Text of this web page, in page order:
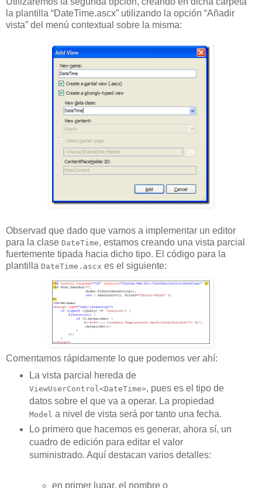
la plantilla “DateTime.ascx” utilizando la opción “Añadir
vista” del menú contextual sobre la misma:
Observad que dado que vamos a implementar un editor
para la clase DateTime, estamos creando una vista parcial
fuertemente tipada hacia dicho tipo. El código para la
plantilla DateTime.ascx es el siguiente:
Comentamos rápidamente lo que podemos ver ahí:
La vista parcial hereda de
ViewUserControl<DateTime>, pues es el tipo de
datos sobre el que va a operar. La propiedad
Model a nivel de vista será por tanto una fecha.
Lo primero que hacemos es generar, ahora sí, un
cuadro de edición para editar el valor
suministrado. Aquí destacan varios detalles:
en primer lugar, el nombre o